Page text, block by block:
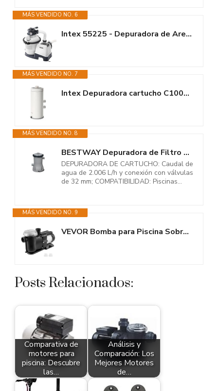
MÁS VENDIDO NO. 6
Intex 55225 - Depuradora de Arena Krystal Clear 5.700 L/H, depuradora...
MÁS VENDIDO NO. 7
Intex Depuradora cartucho C1000, Filtración 3.785 l/h, Cartucho tipo A,...
MÁS VENDIDO NO. 8
BESTWAY Depuradora de Filtro de Cartucho de 2.006 litros/hora...
DEPURADORA DE CARTUCHO: Caudal de
agua de 2.006 L/h y conexión con válvulas
de 32 mm; COMPATIBILIDAD: Piscinas...
MÁS VENDIDO NO. 9
VEVOR Bomba para Piscina Sobre Suelo Bomba para Piscina de Velocidad Única...
Posts Relacionados:
Comparativa de
motores para
piscina: Descubre
las…
Análisis y
Comparación: Los
Mejores Motores
de…